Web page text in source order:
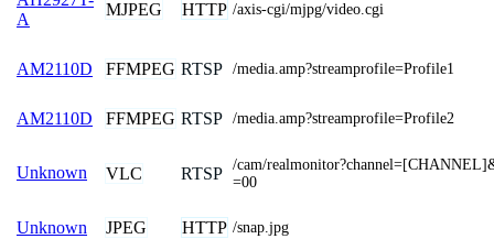
A
MJPEG HTTP /axis-cgi/mjpg/video.cgi
AM2110D FFMPEG RTSP /media.amp?streamprofile=Profile1
AM2110D FFMPEG RTSP /media.amp?streamprofile=Profile2
Unknown VLC RTSP /cam/
=00
Unknown JPEG HTTP /snap.jpg